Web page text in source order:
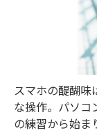
スマホの醍醐味
な操作。パソコ
の練習から始ま